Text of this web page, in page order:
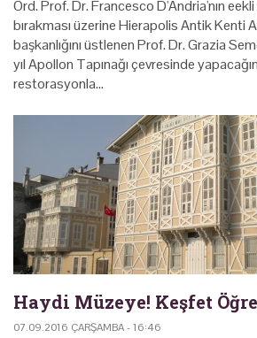
Ord. Prof. Dr. Francesco D'Andria'nın
bırakması üzerine Hierapolis Antik Kenti
başkanlığını üstlenen Prof. Dr. Grazia
yıl Apollon Tapınağı çevresinde
restorasyonla…
Haydi Müzeye! Keşfet
07.09.2016 ÇARŞAMBA - 16:46